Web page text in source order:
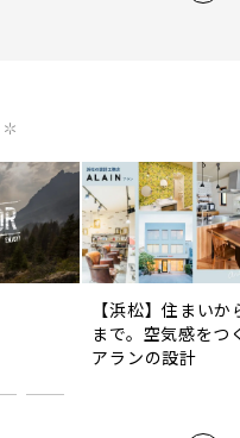
【浜松】住まいか
まで。空気感をつ
アランの設計